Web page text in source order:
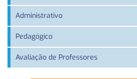
Administrativo
Pedagógico
Avaliação de Professores